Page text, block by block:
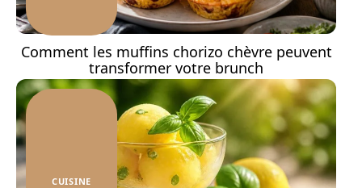
Comment les muffins chorizo chèvre peuvent
transformer votre brunch
CUISINE